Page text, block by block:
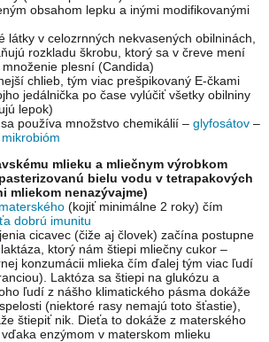
obsahom lepku a inými modifikovanými
látky v celozrnných nekvasených obilninách,
rozkladu škrobu, ktorý sa v čreve mení
plesní (Candida)
chlieb, tým viac prešpikovaný E-čkami
jedálnička po čase vylúčiť všetky obilniny
lepok)
používa množstvo chemikálií – glyfosátov –
mikrobióm
mlieku a mliečnym výrobkom
bielu vodu v tetrapakových
mliekom nenazývajme)
(kojiť minimálne 2 roky) čím
dobrú imunitu
cicavec (čiže aj človek) začína postupne
ktorý nám štiepi mliečny cukor –
konzumácii mlieka čím ďalej tým viac ľudí
Laktóza sa štiepi na glukózu a
ľudí z nášho klimatického pásma dokáže
(niektoré rasy nemajú toto šťastie),
štiepiť nik. Dieťa to dokáže z materského
enzýmom v materskom mlieku